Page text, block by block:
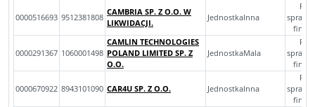
0000516693 9512381808
CAMBRIA SP. Z O.O. W
LIKWIDACJI.
JednostkaInna
0000291367 1060001498
CAMLIN TECHNOLOGIES
POLAND LIMITED SP. Z
O.O.
JednostkaMala
0000670922 8943101090 CAR4U SP. Z O.O. JednostkaInna